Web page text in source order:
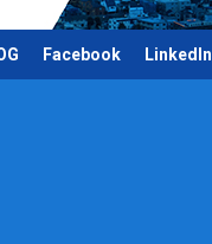
Facebook LinkedIn